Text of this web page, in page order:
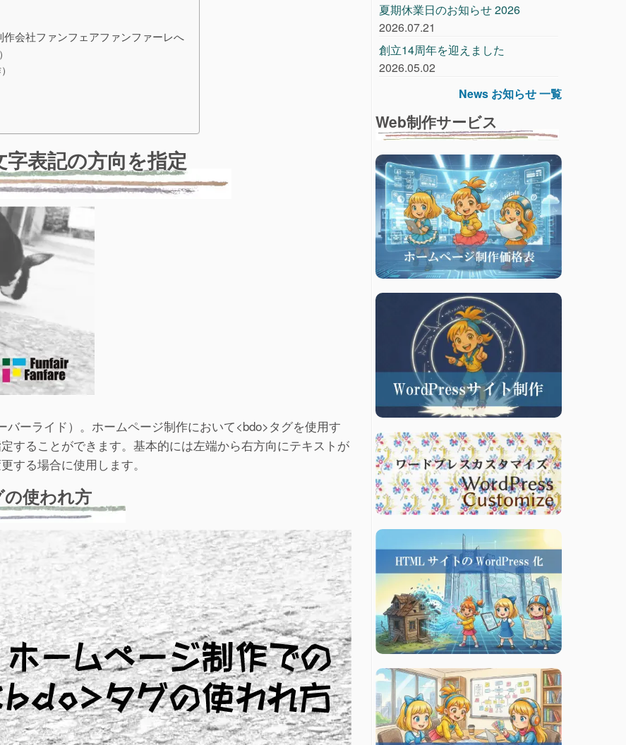
会社ファンフェアファンファーレへ
表記の方向を指定
ーライド）。ホームページ制作において<bdo>タグを使用す
することができます。基本的には左端から右方向にテキストが
する場合に使用します。
使われ方
夏期休業日のお知らせ 2026
2026.07.21
創立14周年を迎えました
2026.05.02
News お知らせ 一覧
Web制作サービス